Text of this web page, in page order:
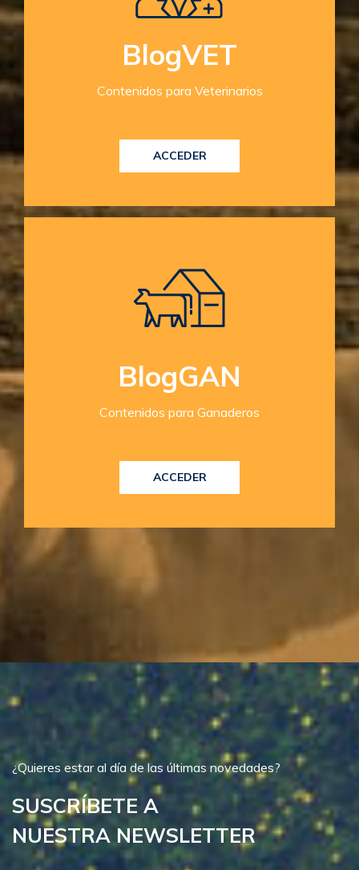
BlogVET
Contenidos para Veterinarios
ACCEDER
BlogGAN
Contenidos para Ganaderos
ACCEDER
¿Quieres estar al día de las últimas novedades?
SUSCRÍBETE A
NUESTRA NEWSLETTER